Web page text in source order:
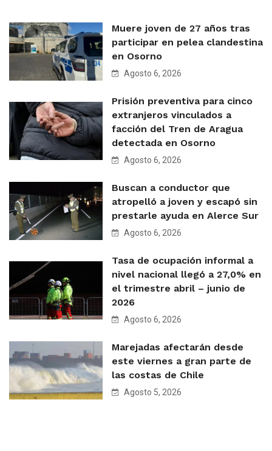
Muere joven de 27 años tras
participar en pelea clandestina
en Osorno
Agosto 6, 2026
Prisión preventiva para cinco
extranjeros vinculados a
facción del Tren de Aragua
detectada en Osorno
Agosto 6, 2026
Buscan a conductor que
atropelló a joven y escapó sin
prestarle ayuda en Alerce Sur
Agosto 6, 2026
Tasa de ocupación informal a
nivel nacional llegó a 27,0% en
el trimestre abril – junio de
2026
Agosto 6, 2026
Marejadas afectarán desde
este viernes a gran parte de
las costas de Chile
Agosto 5, 2026